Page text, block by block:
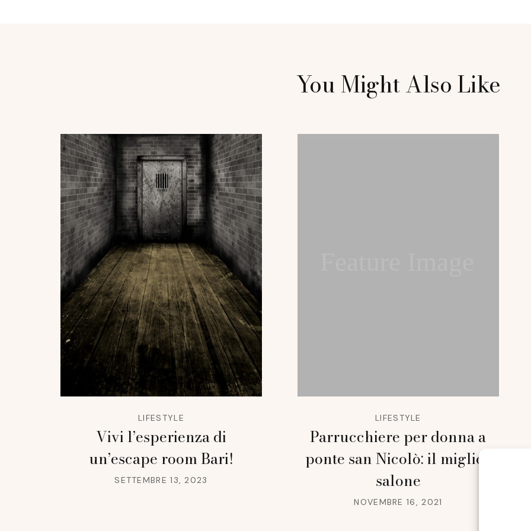
You Might Also Like
LIFESTYLE
Vivi l’esperienza di
un’escape room Bari!
SETTEMBRE 13, 2023
LIFESTYLE
Parrucchiere per donna a
ponte san Nicolò: il miglior
salone
NOVEMBRE 16, 2021